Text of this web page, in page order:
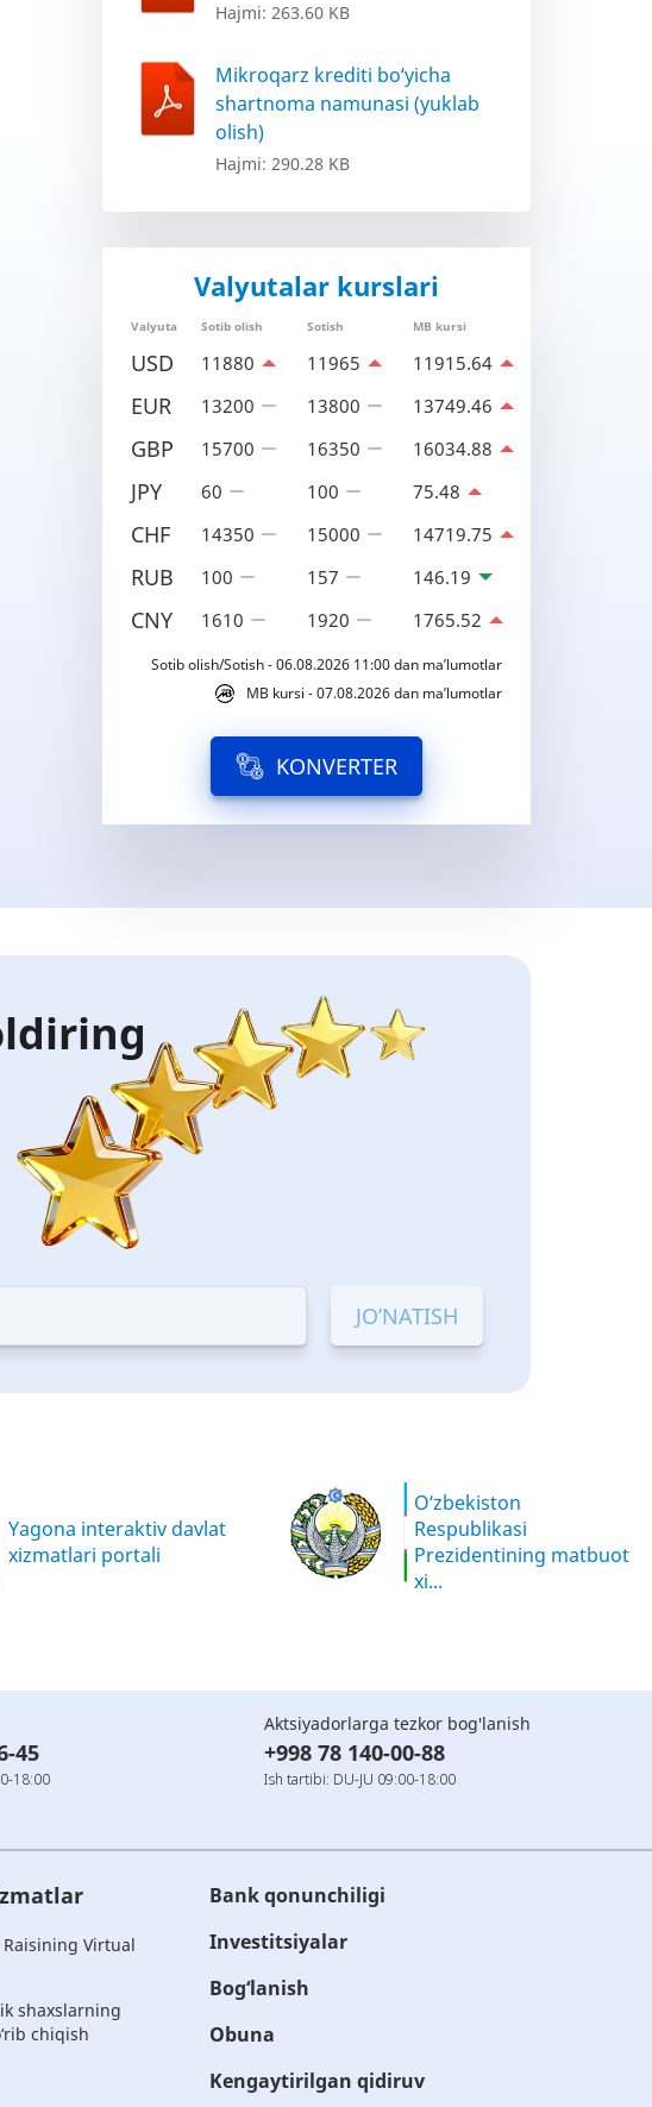
Hajmi: 263.60 KB
Mikroqarz krediti bo‘yicha
shartnoma namunasi (yuklab
olish)
Hajmi: 290.28 KB
Valyutalar kurslari
Valyuta Sotib olish Sotish MB kursi
USD 11880 11965 11915.64
EUR 13200 13800 13749.46
GBP 15700 16350 16034.88
JPY 60 100 75.48
CHF 14350 15000 14719.75
RUB 100 157 146.19
CNY 1610 1920 1765.52
Sotib olish/Sotish - 06.08.2026 11:00 dan ma’lumotlar
MB kursi - 07.08.2026 dan ma’lumotlar
KONVERTER
Yagona interaktiv davlat
xizmatlari portali
O‘zbekiston
Respublikasi
Prezidentining matbuot
xi...
45
18:00
Aktsiyadorlarga tezkor bog'lanish
+998 78 140-00-88
Ish tartibi: DU-JU 09:00-18:00
Virtual
shaxslarning
chiqish
Bank qonunchiligi
Investitsiyalar
Bog‘lanish
Obuna
Kengaytirilgan qidiruv